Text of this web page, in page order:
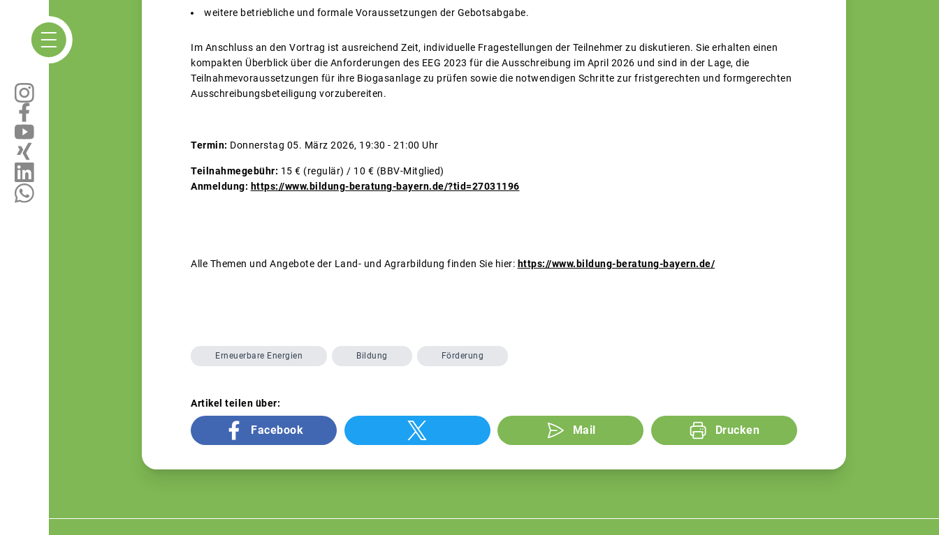
weitere betriebliche und formale Voraussetzungen der Gebotsabgabe.
Im Anschluss an den Vortrag ist ausreichend Zeit, individuelle Fragestellungen der Teilnehmer zu diskutieren. Sie erhalten einen
kompakten Überblick über die Anforderungen des EEG 2023 für die Ausschreibung im April 2026 und sind in der Lage, die
Teilnahmevoraussetzungen für ihre Biogasanlage zu prüfen sowie die notwendigen Schritte zur fristgerechten und formgerechten
Ausschreibungsbeteiligung vorzubereiten.
Termin: Donnerstag 05. März 2026, 19:30 - 21:00 Uhr
Teilnahmegebühr: 15 € (regulär) / 10 € (BBV-Mitglied)
Anmeldung: https://www.bildung-beratung-bayern.de/?tid=27031196
Alle Themen und Angebote der Land- und Agrarbildung finden Sie hier: https://www.bildung-beratung-bayern.de/
Erneuerbare Energien Bildung Förderung
Artikel teilen über:
Facebook Mail Drucken